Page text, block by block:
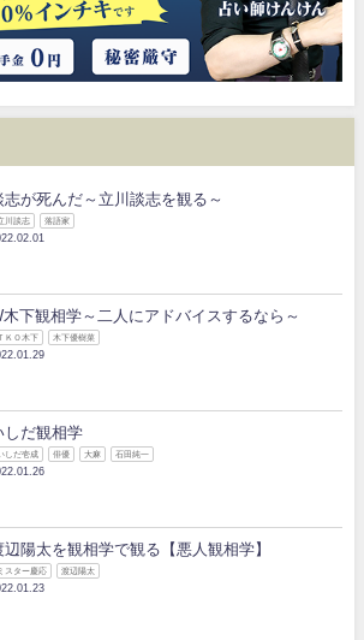
志が死んだ～立川談志を観る～
川談志 落語家
木下観相学～二人にアドバイスするなら～
ＴＫＯ木下 木下優樹菜
しだ観相学
しだ壱成 俳優 大麻 石田純一
辺陽太を観相学で観る【悪人観相学】
ミスター慶応 渡辺陽太